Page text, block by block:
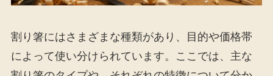
割り箸にはさまざまな種類があり、目的や価格帯
によって使い分けられています。ここでは、主な